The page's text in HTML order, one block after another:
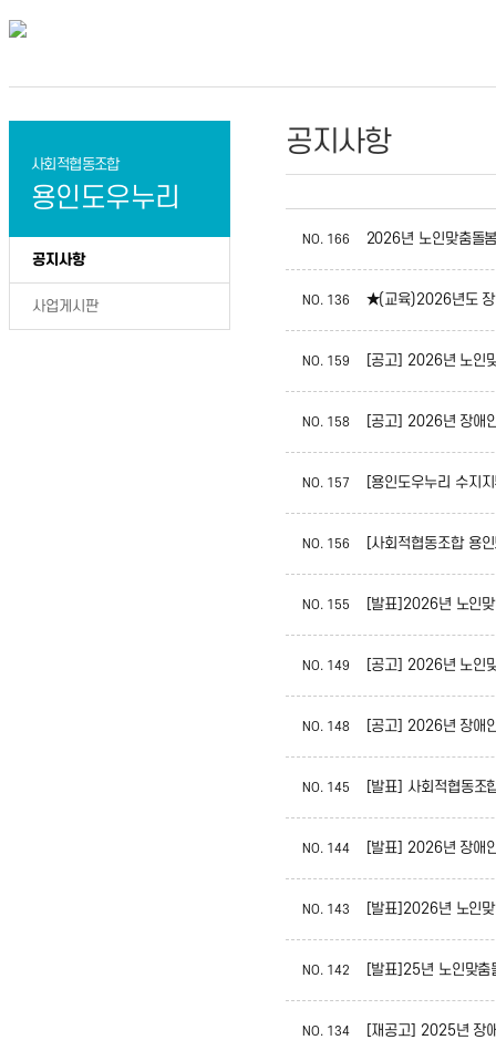
사회적협동조합
용인도우누리
공지사항
사업게시판
공지사항
NO. 166 2026년 노인맞춤돌
NO. 136 ★(교육)2026년도 장
NO. 159 [공고] 2026년 노인
NO. 158 [공고] 2026년 장애
NO. 157 [용인도우누리 수지
NO. 156 [사회적협동조합 용
NO. 155 [발표]2026년 노인
NO. 149 [공고] 2026년 노인
NO. 148 [공고] 2026년 장애
NO. 145 [발표] 사회적협동조
NO. 144 [발표] 2026년 장애
NO. 143 [발표]2026년 노인
NO. 142 [발표]25년 노인맞
NO. 134 [재공고] 2025년 장